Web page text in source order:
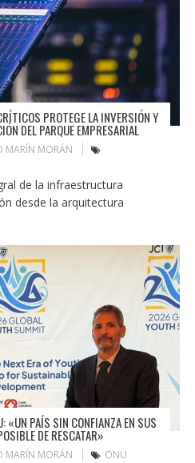
PROTEGE LA INVERSIÓN Y
DEL PARQUE EMPRESARIAL
MARÍN MORÁN
de la infraestructura
desde la arquitectura
«UN PAÍS SIN CONFIANZA EN SUS
DE RESCATAR»
MARÍN MORÁN ONU